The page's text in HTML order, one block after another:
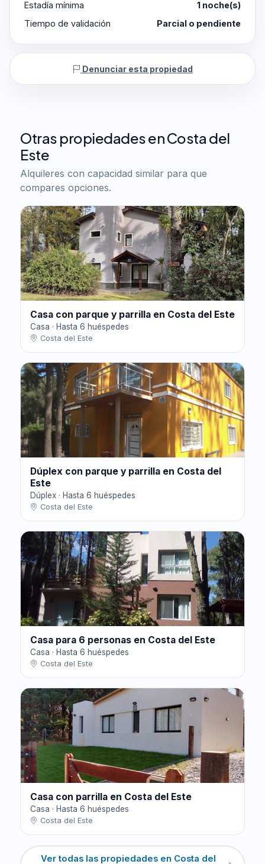
Estadía mínima
1 noche(s)
Tiempo de validación
Parcial o pendiente
Denunciar esta propiedad
Otras propiedades en Costa del
Este
Alquileres con capacidad similar para que
compares opciones.
Casa con parque y parrilla en Costa del Este
Casa · Hasta 6 huéspedes
Costa del Este
Dúplex con parque y parrilla en Costa del
Este
Dúplex · Hasta 6 huéspedes
Costa del Este
Casa para 6 personas en Costa del Este
Casa · Hasta 6 huéspedes
Costa del Este
Casa con parrilla en Costa del Este
Casa · Hasta 6 huéspedes
Costa del Este
Ver todas las propiedades en Costa del